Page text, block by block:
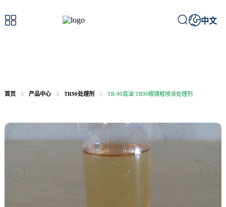
 中文
首页 产品中心 TR90处理剂 TR-90底油 TR90眼镜框喷涂处理剂
